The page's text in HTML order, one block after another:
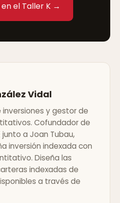
el Taller K →
Vidal
inversiones y gestor de
Cofundador de
junto a Joan Tubau,
inversión indexada con
Diseña las
indexadas de
a través de